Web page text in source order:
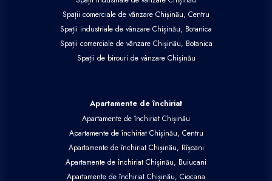
Spații comerciale de vânzare Chișinău, Centru
Spații industriale de vânzare Chișinău, Botanica
Spații comerciale de vânzare Chișinău, Botanica
Spații de birouri de vânzare Chișinău
Apartamente de închiriat
Apartamente de închiriat Chișinău
Apartamente de închiriat Chișinău, Centru
Apartamente de închiriat Chișinău, Rîșcani
Apartamente de închiriat Chișinău, Buiucani
Apartamente de închiriat Chișinău, Ciocana